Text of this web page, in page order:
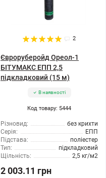
2
Євроруберойд Ореол-1
БІТУМАКС ЕПП 2,5
підкладковий (15 м)
В наявності
Код товару: 5444
Різновид:
без крихти
Серія:
ЕПП
Підстава:
поліестер
Тип:
підкладковий
Щільність:
2,5 кг/м2
2 003.11 грн